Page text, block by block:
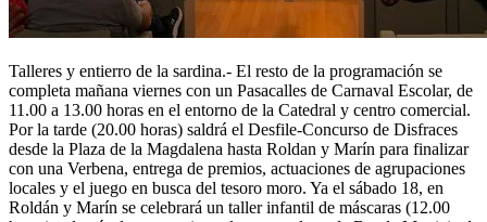
Talleres y entierro de la sardina.- El resto de la programación se
completa mañana viernes con un Pasacalles de Carnaval Escolar, de
11.00 a 13.00 horas en el entorno de la Catedral y centro comercial.
Por la tarde (20.00 horas) saldrá el Desfile-Concurso de Disfraces
desde la Plaza de la Magdalena hasta Roldan y Marín para finalizar
con una Verbena, entrega de premios, actuaciones de agrupaciones
locales y el juego en busca del tesoro moro. Ya el sábado 18, en
Roldán y Marín se celebrará un taller infantil de máscaras (12.00